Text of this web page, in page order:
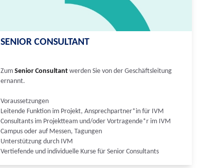
SENIOR CONSULTANT
Zum Senior Consultant werden Sie von der Geschäftsleitung
ernannt.
Voraussetzungen
Leitende Funktion im Projekt, Ansprechpartner*in für IVM
Consultants im Projektteam und/oder Vortragende*r im IVM
Campus oder auf Messen, Tagungen
Unterstützung durch IVM
Vertiefende und individuelle Kurse für Senior Consultants